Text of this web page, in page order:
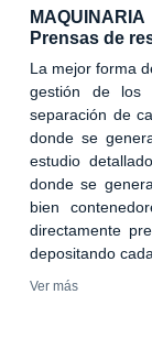
MAQUINARIA
Prensas de
La mejor forma
gestión de los
separación de
donde se
estudio
donde se
bien
directamente
depositando
Ver más